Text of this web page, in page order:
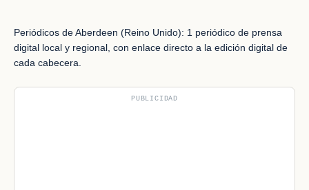
Periódicos de Aberdeen (Reino Unido): 1 periódico de prensa
digital local y regional, con enlace directo a la edición digital de
cada cabecera.
PUBLICIDAD